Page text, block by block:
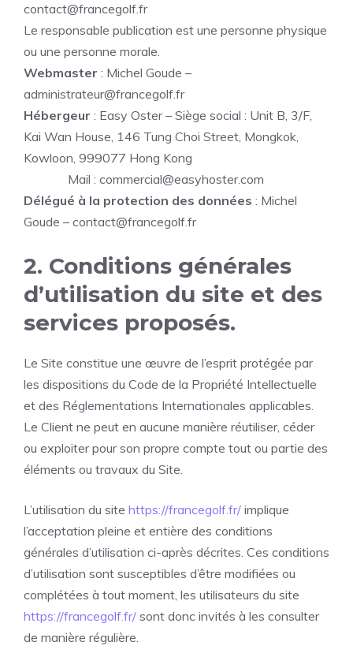
contact@francegolf.fr
Le responsable publication est une personne physique
ou une personne morale.
Webmaster : Michel Goude –
administrateur@francegolf.fr
Hébergeur : Easy Oster – Siège social : Unit B, 3/F,
Kai Wan House, 146 Tung Choi Street, Mongkok,
Kowloon, 999077 Hong Kong
Mail : commercial@easyhoster.com
Délégué à la protection des données : Michel
Goude – contact@francegolf.fr
2. Conditions générales
d’utilisation du site et des
services proposés.
Le Site constitue une œuvre de l’esprit protégée par
les dispositions du Code de la Propriété Intellectuelle
et des Réglementations Internationales applicables.
Le Client ne peut en aucune manière réutiliser, céder
ou exploiter pour son propre compte tout ou partie des
éléments ou travaux du Site.
L’utilisation du site https://francegolf.fr/ implique
l’acceptation pleine et entière des conditions
générales d’utilisation ci-après décrites. Ces conditions
d’utilisation sont susceptibles d’être modifiées ou
complétées à tout moment, les utilisateurs du site
https://francegolf.fr/ sont donc invités à les consulter
de manière régulière.